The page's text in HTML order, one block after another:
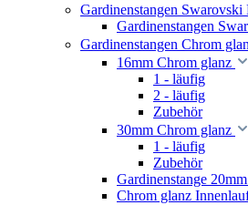
Gardinenstangen Swarovski
Gardinenstangen
Gardinenstangen Chrom
16mm Chrom glanz
1 - läufig
2 - läufig
Zubehör
30mm Chrom glanz
1 - läufig
Zubehör
Gardinenstange
Chrom glanz